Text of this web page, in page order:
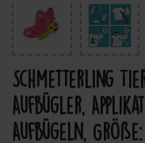
Schmetterling
Aufbügler,
Aufbügeln, Größe: